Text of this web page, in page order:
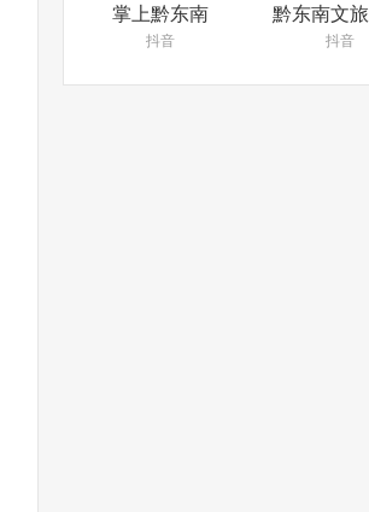
掌上黔东南
抖音
黔东南文
抖音